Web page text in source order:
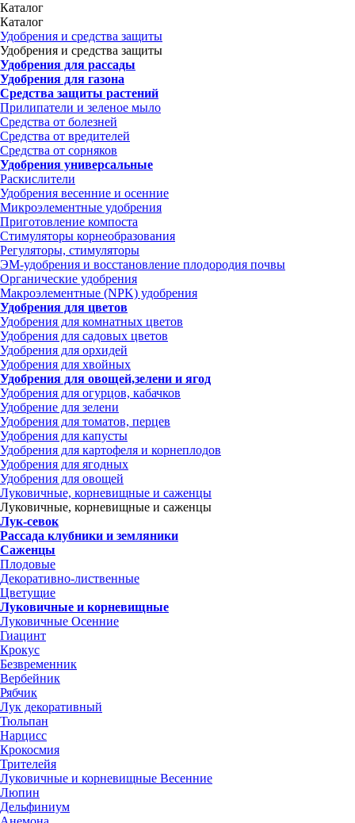
Каталог
Каталог
Удобрения и средства защиты
Удобрения и средства защиты
Удобрения для рассады
Удобрения для газона
Средства защиты растений
Прилипатели и зеленое мыло
Средства от болезней
Средства от вредителей
Средства от сорняков
Удобрения универсальные
Раскислители
Удобрения весенние и осенние
Микроэлементные удобрения
Приготовление компоста
Стимуляторы корнеобразования
Регуляторы, стимуляторы
ЭМ-удобрения и восстановление плодородия почвы
Органические удобрения
Макроэлементные (NPK) удобрения
Удобрения для цветов
Удобрения для комнатных цветов
Удобрения для садовых цветов
Удобрения для орхидей
Удобрения для хвойных
Удобрения для овощей,зелени и ягод
Удобрения для огурцов, кабачков
Удобрение для зелени
Удобрения для томатов, перцев
Удобрения для капусты
Удобрения для картофеля и корнеплодов
Удобрения для ягодных
Удобрения для овощей
Луковичные, корневищные и саженцы
Луковичные, корневищные и саженцы
Лук-севок
Рассада клубники и земляники
Саженцы
Плодовые
Декоративно-лиственные
Цветущие
Луковичные и корневищные
Луковичные Осенние
Гиацинт
Крокус
Безвременник
Вербейник
Рябчик
Лук декоративный
Тюльпан
Нарцисс
Крокосмия
Трителейя
Луковичные и корневищные Весенние
Люпин
Дельфиниум